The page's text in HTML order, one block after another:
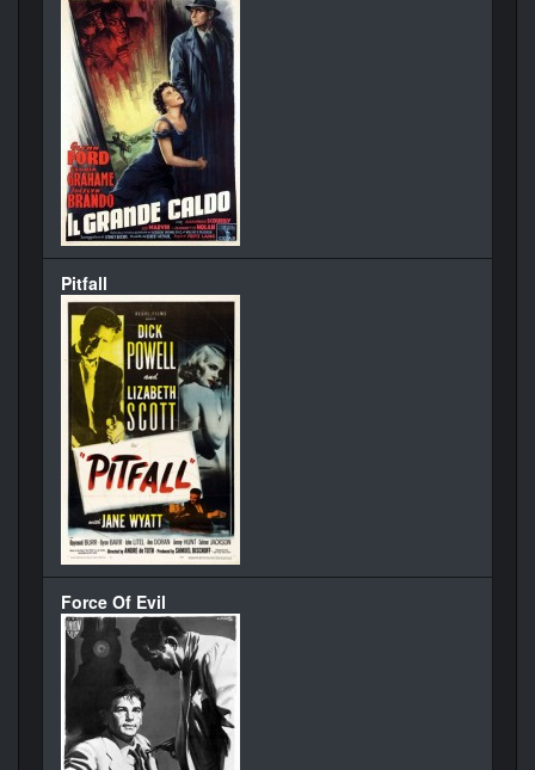
Pitfall
Force Of Evil